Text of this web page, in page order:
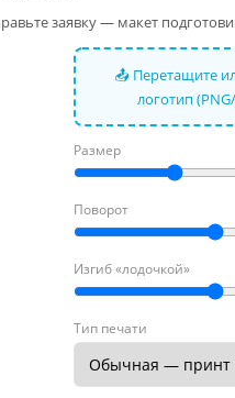
заявку — макет
📤 Перетащите
логотип
Размер
Поворот
Изгиб «лодочкой»
Тип печати